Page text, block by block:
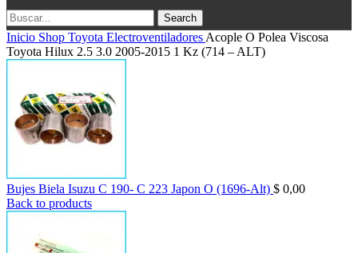
Search
Inicio Shop Toyota Electroventiladores Acople O Polea Viscosa
Toyota Hilux 2.5 3.0 2005-2015 1 Kz (714 – ALT)
Bujes Biela Isuzu C 190- C 223 Japon O (1696-Alt) $ 0,00
Back to products